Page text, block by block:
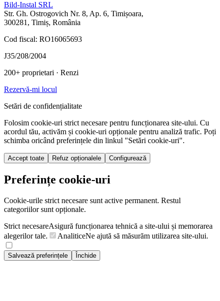
Bild-Instal SRL
Str. Gh. Ostrogovich Nr. 8, Ap. 6, Timișoara,
300281, Timiș, România
Cod fiscal: RO16065693
J35/208/2004
200+ proprietari · Renzi
Rezervă-mi locul
Setări de confidențialitate
Folosim cookie-uri strict necesare pentru funcționarea site-ului. Cu
acordul tău, activăm și cookie-uri opționale pentru analiză trafic. Poți
schimba oricând preferințele din linkul "Setări cookie-uri".
Accept toate Refuz opționalele Configurează
Preferințe cookie-uri
Cookie-urile strict necesare sunt active permanent. Restul
categoriilor sunt opționale.
Strict necesareAsigură funcționarea tehnică a site-ului și memorarea
alegerilor tale.
AnaliticeNe ajută să măsurăm utilizarea site-ului.
Salvează preferințele Închide